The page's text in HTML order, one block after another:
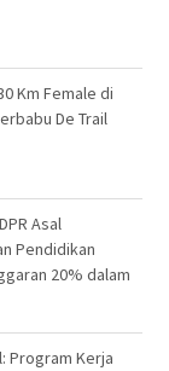
Km Female di
De Trail
Asal
Pendidikan
20% dalam
Program Kerja